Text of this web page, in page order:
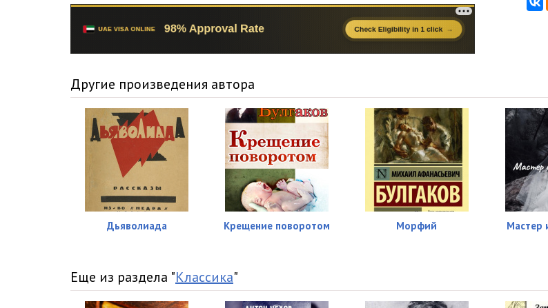
Другие произведения автора
Дьяволиада Крещение поворотом Морфий Мастер
Еще из раздела "Классика"